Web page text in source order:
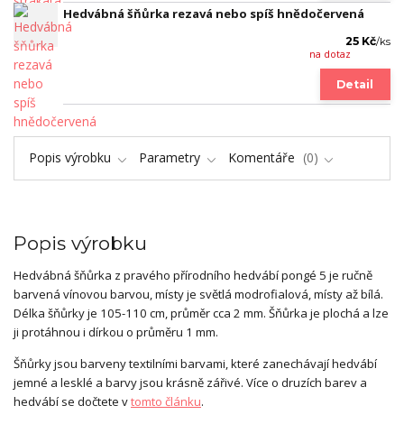
Hedvábná šňůrka rezavá nebo spíš hnědočervená
25 Kč/ks
na dotaz
Detail
Popis výrobku Parametry Komentáře 0
Popis výrobku
Hedvábná šňůrka z pravého přírodního hedvábí pongé 5 je ručně
barvená vínovou barvou, místy je světlá modrofialová, místy až bílá.
Délka šňůrky je 105-110 cm, průměr cca 2 mm. Šňůrka je plochá a lze
ji protáhnou i dírkou o průměru 1 mm.
Šňůrky jsou barveny textilními barvami, které zanechávají hedvábí
jemné a lesklé a barvy jsou krásně zářivé. Více o druzích barev a
hedvábí se dočtete vtomto článku.